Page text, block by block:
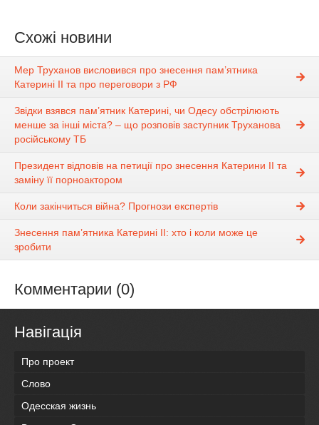
Схожі новини
Мер Труханов висловився про знесення пам’ятника
Катерині II та про переговори з РФ
Звідки взявся пам’ятник Катерині, чи Одесу обстрілюють
менше за інші міста? – що розповів заступник Труханова
російському ТБ
Президент відповів на петиції про знесення Катерини ІІ та
заміну її порноактором
Коли закінчиться війна? Прогнози експертів
Знесення пам’ятника Катерині II: хто і коли може це
зробити
Комментарии (0)
Навігація
Про проект
Слово
Одесская жизнь